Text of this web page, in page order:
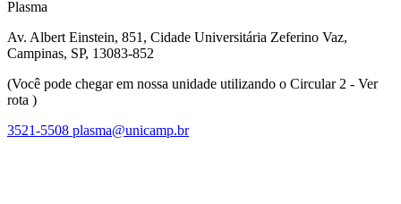
Plasma
Av. Albert Einstein, 851, Cidade Universitária Zeferino Vaz,
Campinas, SP, 13083-852
(Você pode chegar em nossa unidade utilizando o Circular 2 - Ver
rota )
3521-5508 plasma@unicamp.br